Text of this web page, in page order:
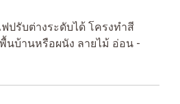
ปรับต่างระดับได้ โครงทำสี
นบ้านหรือผนัง ลายไม้ อ่อน -